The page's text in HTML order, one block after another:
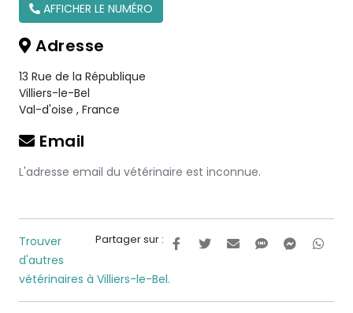
AFFICHER LE NUMÉRO
Adresse
13 Rue de la République
Villiers-le-Bel
Val-d'oise , France
Email
L'adresse email du vétérinaire est inconnue.
Partager sur :
Trouver
d'autres
vétérinaires à Villiers-le-Bel.